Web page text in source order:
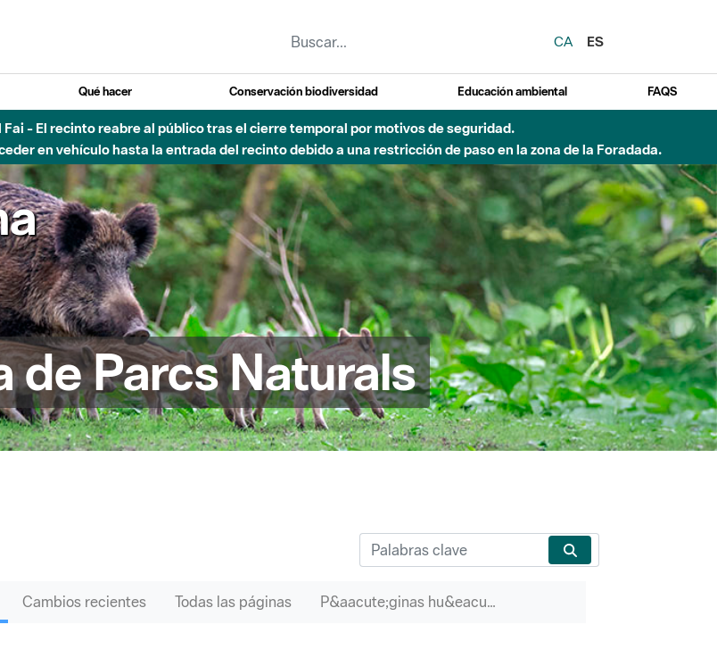
CA
ES
Qué hacer Conservación biodiversidad Educación ambiental FAQS
- El recinto reabre al público tras el cierre temporal por motivos de seguridad.
en vehículo hasta la entrada del recinto debido a una restricción de paso en la zona de la Foradada.
de Parcs Naturals
Cambios recientes Todas las páginas P&aacute;ginas hu&eacute;rfanas